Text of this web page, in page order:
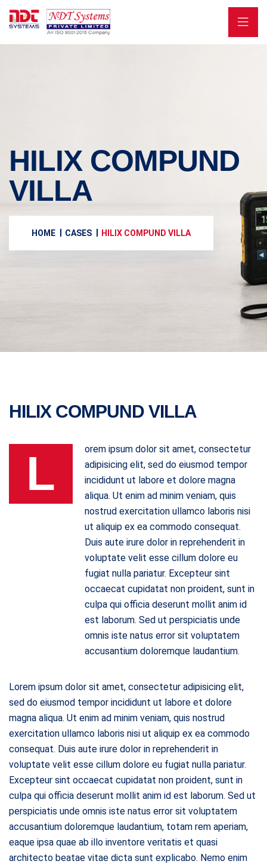
HILIX COMPUND
VILLA
HOME CASES HILIX COMPUND VILLA
HILIX COMPUND VILLA
L
orem ipsum dolor sit amet, consectetur
adipisicing elit, sed do eiusmod tempor
incididunt ut labore et dolore magna
aliqua. Ut enim ad minim veniam, quis
nostrud exercitation ullamco laboris nisi
ut aliquip ex ea commodo consequat.
Duis aute irure dolor in reprehenderit in
voluptate velit esse cillum dolore eu
fugiat nulla pariatur. Excepteur sint
occaecat cupidatat non proident, sunt in
culpa qui officia deserunt mollit anim id
est laborum. Sed ut perspiciatis unde
omnis iste natus error sit voluptatem
accusantium doloremque laudantium.
Lorem ipsum dolor sit amet, consectetur adipisicing elit,
sed do eiusmod tempor incididunt ut labore et dolore
magna aliqua. Ut enim ad minim veniam, quis nostrud
exercitation ullamco laboris nisi ut aliquip ex ea commodo
consequat. Duis aute irure dolor in reprehenderit in
voluptate velit esse cillum dolore eu fugiat nulla pariatur.
Excepteur sint occaecat cupidatat non proident, sunt in
culpa qui officia deserunt mollit anim id est laborum. Sed ut
perspiciatis unde omnis iste natus error sit voluptatem
accusantium doloremque laudantium, totam rem aperiam,
eaque ipsa quae ab illo inventore veritatis et quasi
architecto beatae vitae dicta sunt explicabo. Nemo enim